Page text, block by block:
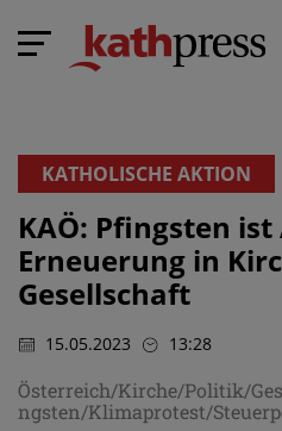
KATHOLISCHE AKTION
KAÖ: Pfingsten
Erneuerung in
Gesellschaft
15.05.2023 13:28
Österreich/Kirche/Politik/
ngsten/Klimaprotest/